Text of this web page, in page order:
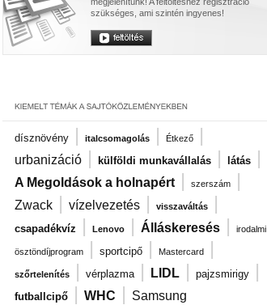
szükséges, ami szintén ingyenes!
dísznövény | italcsomagolás | Étkező |
urbanizáció | külföldi munkavállalás | látás |
A Megoldások a holnapért | szerszám |
Zwack | vízelvezetés | visszaváltás |
csapadékvíz | Lenovo | Álláskeresés | irodalmi
ösztöndíjprogram | sportcipő | Mastercard |
szőrtelenítés | vérplazma | LIDL | pajzsmirigy |
futballcipő | WHC | Samsung